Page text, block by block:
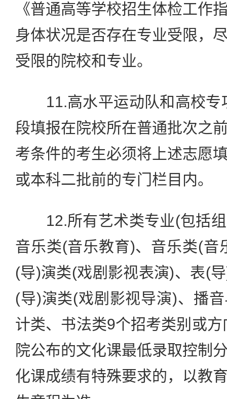
《普通高等学校招生体检工作
身体状况是否存在专业受限，
受限的院校和专业。
11.高水平运动队和高校专
段填报在院校所在普通批次之
考条件的考生必须将上述志愿
或本科二批前的专门栏目内。
12.所有艺术类专业(包括组
音乐类(音乐教育)、音乐类(音
(导)演类(戏剧影视表演)、表(
(导)演类(戏剧影视导演)、播
计类、书法类9个招考类别或
院公布的文化课最低录取控制
化课成绩有特殊要求的，以教